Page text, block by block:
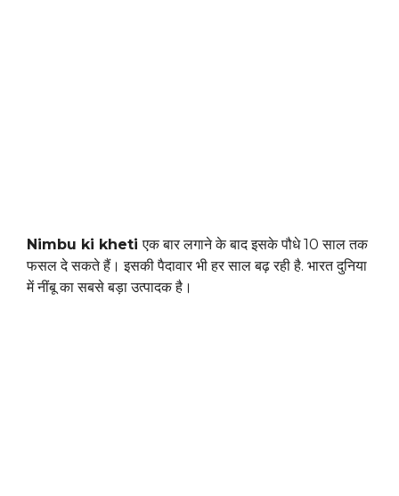
Nimbu ki khetiएक बार लगाने के बाद इसके पौधे 10 साल तक
फसल दे सकते हैं। इसकी पैदावार भी हर साल बढ़ रही है. भारत दुनिया
में नींबू का सबसे बड़ा उत्पादक है।